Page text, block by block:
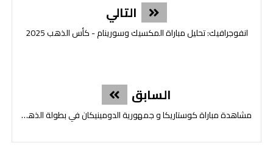
التالي
انفوجرافيك: تحليل مباراة المكسيك وسورينام - كأس الذهب 2025
السابق
مشاهدة مباراة كوستاريكا و جمهورية الدومينيكان في بطولة الذهب 2025